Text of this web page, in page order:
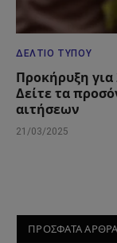
ΔΕΛΤΊΟ ΤΎΠΟΥ
Προκήρυξη για
Δείτε τα
αιτήσεων
21/03/2025
ΠΡΟΣΦΑΤΑ ΑΡΘΡΑ